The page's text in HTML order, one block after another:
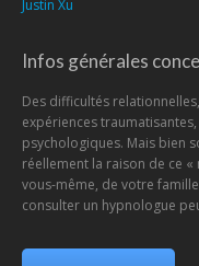
Justin Xu
Infos générales
Des difficultés
expériences
psychologiques. Mais bien
réellement la raison de ce
vous-même, de votre
consulter un hypnologue